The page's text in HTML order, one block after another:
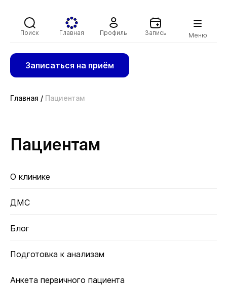
Поиск Главная Профиль Запись Меню
Записаться на приём
Главная / Пациентам
Пациентам
О клинике
ДМС
Блог
Подготовка к анализам
Анкета первичного пациента